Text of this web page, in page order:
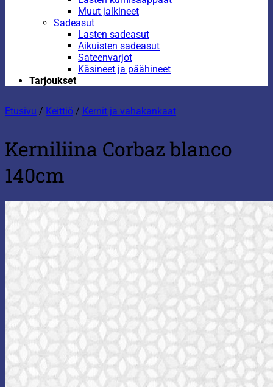
Muut jalkineet
Sadeasut
Lasten sadeasut
Aikuisten sadeasut
Sateenvarjot
Käsineet ja päähineet
Tarjoukset
Etusivu / Keittiö / Kernit ja vahakankaat
Kerniliina Corbaz blanco
140cm